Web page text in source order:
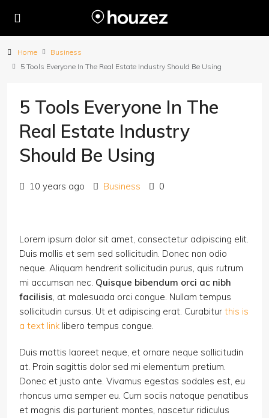
Home
Business
5 Tools Everyone In The Real Estate Industry Should Be Using
5 Tools Everyone In The
Real Estate Industry
Should Be Using
10 years ago Business 0
Lorem ipsum dolor sit amet, consectetur adipiscing elit.
Duis mollis et sem sed sollicitudin. Donec non odio
neque. Aliquam hendrerit sollicitudin purus, quis rutrum
mi accumsan nec. Quisque bibendum orci ac nibh
facilisis, at malesuada orci congue. Nullam tempus
sollicitudin cursus. Ut et adipiscing erat. Curabitur this is
a text link libero tempus congue.
Duis mattis laoreet neque, et ornare neque sollicitudin
at. Proin sagittis dolor sed mi elementum pretium.
Donec et justo ante. Vivamus egestas sodales est, eu
rhoncus urna semper eu. Cum sociis natoque penatibus
et magnis dis parturient montes, nascetur ridiculus